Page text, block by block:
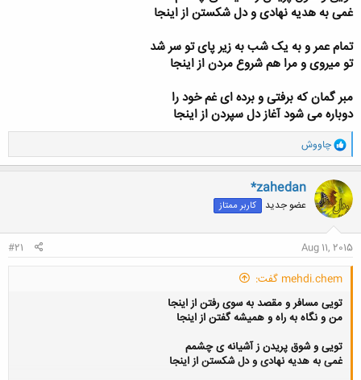
غمی به هدیه نهادی و دل شکستن از اینجا
تمام عمر و به یک شب به زیر پای تو سر شد
تو میروی و مرا هم شروع مردن از اینجا
مبر گمان که برفتی و برده ای غم خود را
دوباره می شود آغاز دل سپردن از اینجا
و
ا
ک
ن
ش
ه
ا
چاووش
*zahedan
عضو جدید کاربر ممتاز
Aug 11, 2015
#21
mehdi.chem گفت:
تویی مسافر و مقصد به سوی رفتن از اینجا
من و نگاه به راه و همیشه گفتن از اینجا
تویی و شوق پریدن ز آشیانه ی چشمم
غمی به هدیه نهادی و دل شکستن از اینجا